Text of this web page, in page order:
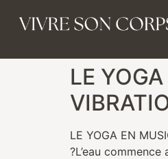
LE
LE YOGA EN
?L’eau